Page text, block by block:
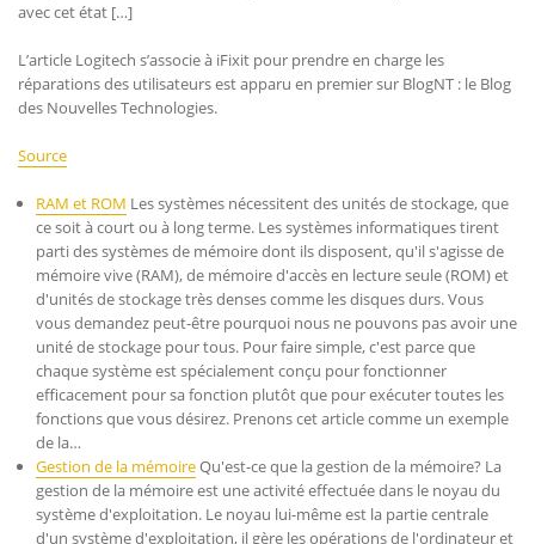
avec cet état […]
L’article Logitech s’associe à iFixit pour prendre en charge les
réparations des utilisateurs est apparu en premier sur BlogNT : le Blog
des Nouvelles Technologies.
Source
RAM et ROM Les systèmes nécessitent des unités de stockage, que
ce soit à court ou à long terme. Les systèmes informatiques tirent
parti des systèmes de mémoire dont ils disposent, qu'il s'agisse de
mémoire vive (RAM), de mémoire d'accès en lecture seule (ROM) et
d'unités de stockage très denses comme les disques durs. Vous
vous demandez peut-être pourquoi nous ne pouvons pas avoir une
unité de stockage pour tous. Pour faire simple, c'est parce que
chaque système est spécialement conçu pour fonctionner
efficacement pour sa fonction plutôt que pour exécuter toutes les
fonctions que vous désirez. Prenons cet article comme un exemple
de la…
Gestion de la mémoireQu'est-ce que la gestion de la mémoire? La
gestion de la mémoire est une activité effectuée dans le noyau du
système d'exploitation. Le noyau lui-même est la partie centrale
d'un système d'exploitation, il gère les opérations de l'ordinateur et